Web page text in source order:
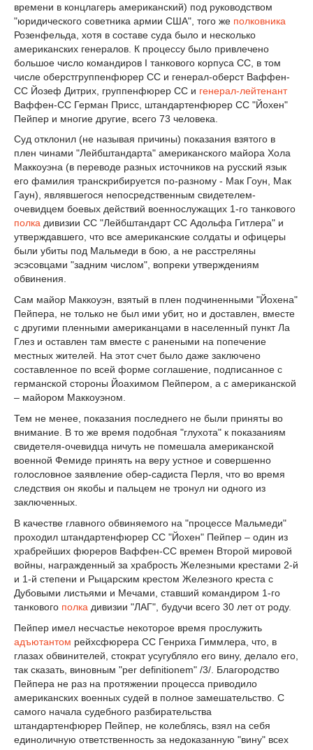
времени в концлагерь американский) под руководством
"юридического советника армии США", того же полковника
Розенфельда, хотя в составе суда было и несколько
американских генералов. К процессу было привлечено
большое число командиров I танкового корпуса СС, в том
числе оберстгруппенфюрер СС и генерал-оберст Ваффен-
СС Йозеф Дитрих, группенфюрер СС и генерал-лейтенант
Ваффен-СС Герман Присс, штандартенфюрер СС "Йохен"
Пейпер и многие другие, всего 73 человека.
Суд отклонил (не называя причины) показания взятого в
плен чинами "Лейбштандарта" американского майора Хола
Маккоуэна (в переводе разных источников на русский язык
его фамилия транскрибируется по-разному - Мак Гоун, Мак
Гаун), являвшегося непосредственным свидетелем-
очевидцем боевых действий военнослужащих 1-го танкового
полка дивизии СС "Лейбштандарт СС Адольфа Гитлера" и
утверждавшего, что все американские солдаты и офицеры
были убиты под Мальмеди в бою, а не расстреляны
эсэсовцами "задним числом", вопреки утверждениям
обвинения.
Сам майор Маккоуэн, взятый в плен подчиненными "Йохена"
Пейпера, не только не был ими убит, но и доставлен, вместе
с другими пленными американцами в населенный пункт Ла
Глез и оставлен там вместе с ранеными на попечение
местных жителей. На этот счет было даже заключено
составленное по всей форме соглашение, подписанное с
германской стороны Йоахимом Пейпером, а с американской
– майором Маккоуэном.
Тем не менее, показания последнего не были приняты во
внимание. В то же время подобная "глухота" к показаниям
свидетеля-очевидца ничуть не помешала американской
военной Фемиде принять на веру устное и совершенно
голословное заявление обер-садиста Перля, что во время
следствия он якобы и пальцем не тронул ни одного из
заключенных.
В качестве главного обвиняемого на "процессе Мальмеди"
проходил штандартенфюрер СС "Йохен" Пейпер – один из
храбрейших фюреров Ваффен-СС времен Второй мировой
войны, награжденный за храбрость Железными крестами 2-й
и 1-й степени и Рыцарским крестом Железного креста с
Дубовыми листьями и Мечами, ставший командиром 1-го
танкового полка дивизии "ЛАГ", будучи всего 30 лет от роду.
Пейпер имел несчастье некоторое время прослужить
адъютантом рейхсфюрера СС Генриха Гиммлера, что, в
глазах обвинителей, стократ усугубляло его вину, делало его,
так сказать, виновным "per definitionem" /3/. Благородство
Пейпера не раз на протяжении процесса приводило
американских военных судей в полное замешательство. С
самого начала судебного разбирательства
штандартенфюрер Пейпер, не колеблясь, взял на себя
единоличную ответственность за недоказанную "вину" всех